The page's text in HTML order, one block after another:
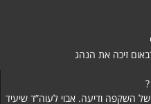
זיכה את הנהג
של השקפה ודיעה. אבוי לעוה”ד שיעיד